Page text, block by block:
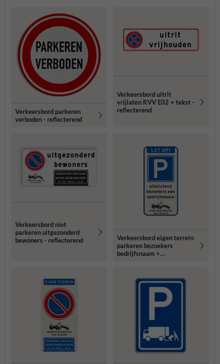
Verkeersbord parkeren
verboden - reflecterend
Verkeersbord uitrit
vrijlaten RVV E02 + tekst -
reflecterend
Verkeersbord niet
parkeren uitgezonderd
bewoners - reflecterend
Verkeersbord eigen terrein
parkeren bezoekers
bedrijfsnaam +